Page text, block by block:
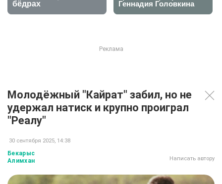
Молодёжный "Кайрат" забил, но не
удержал натиск и крупно проиграл
"Реалу"
30 сентября 2025, 14:38
Бекарыс
Алимхан
Написать автору